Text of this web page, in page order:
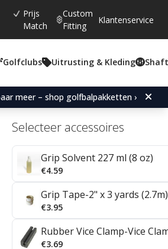
Prijs
Match
Custom
Fitting
Klantenservice
Golfclubs Uitrusting & Kleding
meer – shop golfbalpakketten ›
Gemiddelde beoordeling:
4.7 (aantal stemmen:
150)
Sweet Rollz La Pina
Selecteer accessoires
Grip Solvent 227 ml (8 oz)
€4.59
Grip Tape-2" x 3 yards (2.7m)
€3.95
Rubber Vice Clamp-Vice
€3.69